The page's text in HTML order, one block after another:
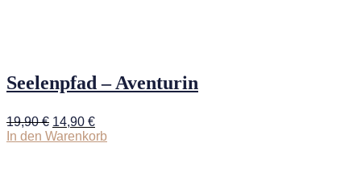
Seelenpfad – Aventurin
19,90€ Ursprünglicher
Preis
14,90 €Aktueller
Preis
In den Warenkorb